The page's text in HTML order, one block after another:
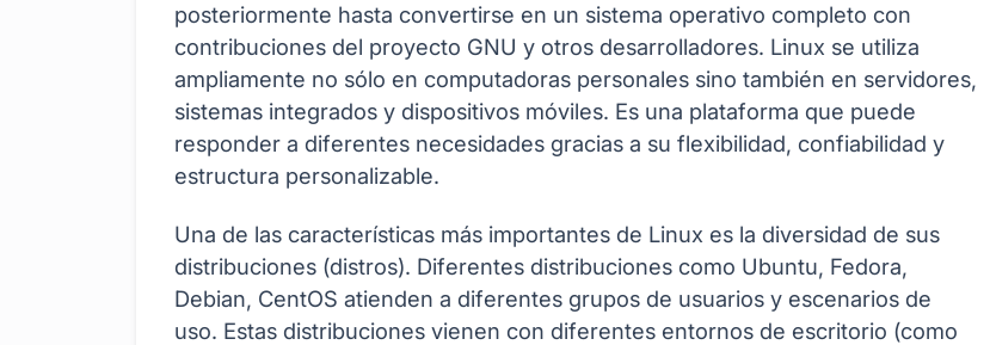
posteriormente hasta convertirse en un sistema operativo completo con
contribuciones del proyecto GNU y otros desarrolladores. Linux se utiliza
ampliamente no sólo en computadoras personales sino también en servidores,
sistemas integrados y dispositivos móviles. Es una plataforma que puede
responder a diferentes necesidades gracias a su flexibilidad, confiabilidad y
estructura personalizable.
Una de las características más importantes de Linux es la diversidad de sus
distribuciones (distros). Diferentes distribuciones como Ubuntu, Fedora,
Debian, CentOS atienden a diferentes grupos de usuarios y escenarios de
uso. Estas distribuciones vienen con diferentes entornos de escritorio (como